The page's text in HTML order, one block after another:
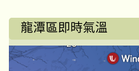
龍潭區即時氣溫